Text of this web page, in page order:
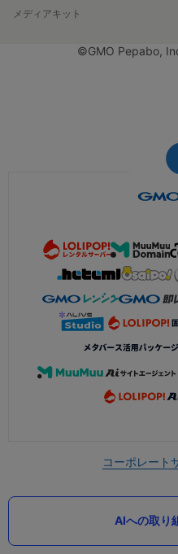
メディアキット
©GMO Pepabo,
コーポレート
AIへの取り